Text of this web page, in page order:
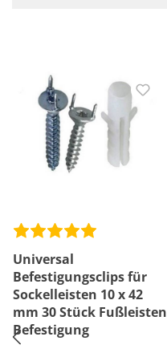
Universal
Befestigungsclips für
Sockelleisten 10 x 42
mm 30 Stück Fußleisten
Befestigung